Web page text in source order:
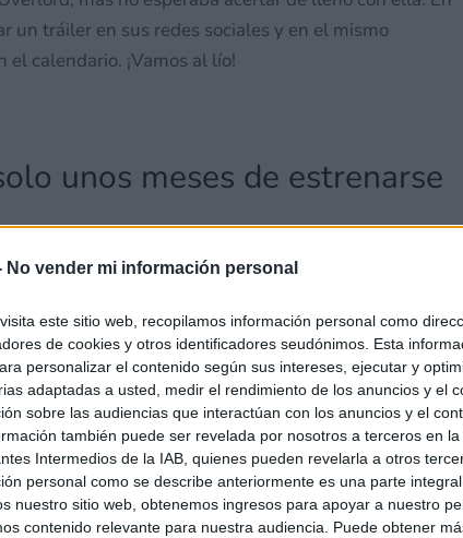
No vender mi información personal
este sitio web, recopilamos información personal como
de cookies y otros identificadores seudónimos. Esta
personalizar el contenido según sus intereses, ejecutar y
adaptadas a usted, medir el rendimiento de los anuncios y el
sobre las audiencias que interactúan con los anuncios y el
también puede ser revelada por nosotros a terceros en
Intermedios de la IAB, quienes pueden revelarla a otros
personal como se describe anteriormente es una parte
nuestro sitio web, obtenemos ingresos para apoyar a nuestro
contenido relevante para nuestra audiencia. Puede obtener
un tráiler en sus redes sociales y en el mismo
calendario. ¡Vamos al lío!
unos meses de estrenarse